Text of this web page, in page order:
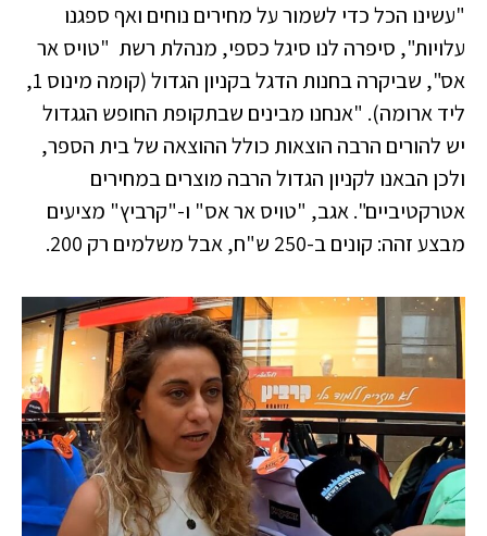
"עשינו הכל כדי לשמור על מחירים נוחים ואף ספגנו
עלויות", סיפרה לנו סיגל כספי, מנהלת רשת "טויס אר
אס", שביקרה בחנות הדגל בקניון הגדול (קומה מינוס 1,
ליד ארומה). "אנחנו מבינים שבתקופת החופש הגגדול
יש להורים הרבה הוצאות כולל ההוצאה של בית הספר,
ולכן הבאנו לקניון הגדול הרבה מוצרים במחירים
אטרקטיביים".אגב, "טויס אר אס" ו-"קרביץ" מציעים
מבצע זהה: קונים ב-250 ש"ח, אבל משלמים רק 200.